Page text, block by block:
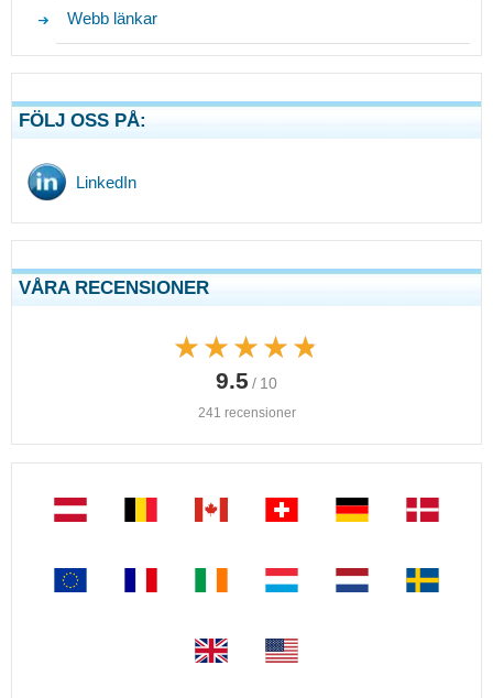
Webb länkar
FÖLJ OSS PÅ:
LinkedIn
VÅRA RECENSIONER
★★★★★
★★★★★
9.5 / 10
241 recensioner